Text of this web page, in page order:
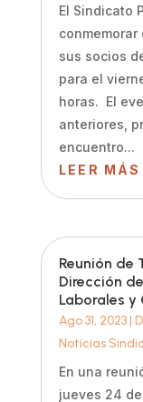
El Sindicato
sus socios
para el
horas. El
anteriores,
encuentro...
LEER MÁS
Reunión de
Dirección
Laborales y
Ago 31, 2023|
Noticias
En una
jueves 24